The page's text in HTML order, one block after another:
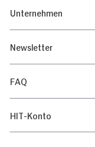
Unternehmen
Newsletter
FAQ
HIT-Konto